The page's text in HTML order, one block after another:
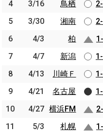
4
3/16 鳥栖
5
3/30 湘南
6
4/3 柏
7
4/7 新潟
8
4/13 川崎Ｆ
9
4/21 名古屋
10
4/27 横浜FM
11
5/3 札幌
4
3/16
鳥栖
5
3/30
湘南
6
4/3
柏
7
4/7
新潟
8
4/13
川崎Ｆ
9
4/21
名古屋
10
4/27 横浜FM
11
5/3
札幌